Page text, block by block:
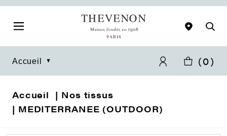
Accueil (0)
Accueil
Nos tissus
MEDITERRANEE (OUTDOOR)